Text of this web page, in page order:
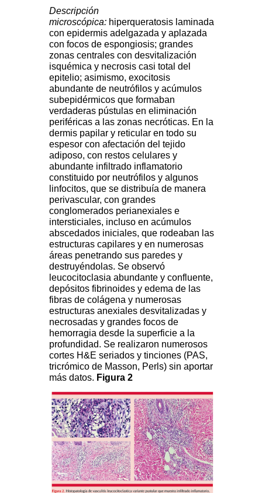
Descripción
microscópica: hiperqueratosis laminada
con epidermis adelgazada y aplazada
con focos de espongiosis; grandes
zonas centrales con desvitalización
isquémica y necrosis casi total del
epitelio; asimismo, exocitosis
abundante de neutrófilos y acúmulos
subepidérmicos que formaban
verdaderas pústulas en eliminación
periféricas a las zonas necróticas. En la
dermis papilar y reticular en todo su
espesor con afectación del tejido
adiposo, con restos celulares y
abundante infiltrado inflamatorio
constituido por neutrófilos y algunos
linfocitos, que se distribuía de manera
perivascular, con grandes
conglomerados perianexiales e
intersticiales, incluso en acúmulos
abscedados iniciales, que rodeaban las
estructuras capilares y en numerosas
áreas penetrando sus paredes y
destruyéndolas. Se observó
leucocitoclasia abundante y confluente,
depósitos fibrinoides y edema de las
fibras de colágena y numerosas
estructuras anexiales desvitalizadas y
necrosadas y grandes focos de
hemorragia desde la superficie a la
profundidad. Se realizaron numerosos
cortes H&E seriados y tinciones (PAS,
tricrómico de Masson, Perls) sin aportar
más datos. Figura 2